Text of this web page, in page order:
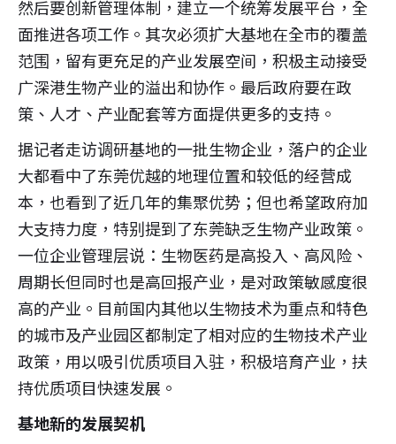
然后要创新管理体制，建立一个统筹发展平台，全
面推进各项工作。其次必须扩大基地在全市的覆盖
范围，留有更充足的产业发展空间，积极主动接受
广深港生物产业的溢出和协作。最后政府要在政
策、人才、产业配套等方面提供更多的支持。
据记者走访调研基地的一批生物企业，落户的企业
大都看中了东莞优越的地理位置和较低的经营成
本，也看到了近几年的集聚优势；但也希望政府加
大支持力度，特别提到了东莞缺乏生物产业政策。
一位企业管理层说：生物医药是高投入、高风险、
周期长但同时也是高回报产业，是对政策敏感度很
高的产业。目前国内其他以生物技术为重点和特色
的城市及产业园区都制定了相对应的生物技术产业
政策，用以吸引优质项目入驻，积极培育产业，扶
持优质项目快速发展。
基地新的发展契机